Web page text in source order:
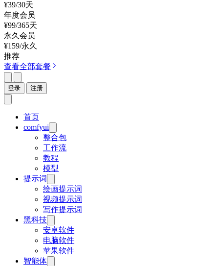
¥39/30天
年度会员
¥99/365天
永久会员
¥159/永久
推荐
查看全部套餐
登录 注册
首页
comfyui
整合包
工作流
教程
模型
提示词
绘画提示词
视频提示词
写作提示词
黑科技
安卓软件
电脑软件
苹果软件
智能体